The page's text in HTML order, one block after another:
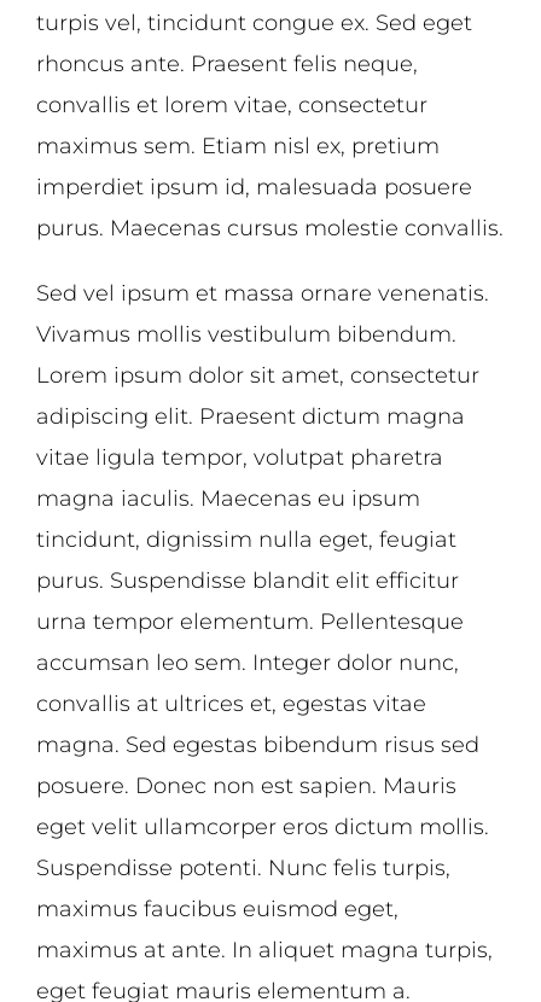
turpis vel, tincidunt congue ex. Sed eget
rhoncus ante. Praesent felis neque,
convallis et lorem vitae, consectetur
maximus sem. Etiam nisl ex, pretium
imperdiet ipsum id, malesuada posuere
purus. Maecenas cursus molestie convallis.
Sed vel ipsum et massa ornare venenatis.
Vivamus mollis vestibulum bibendum.
Lorem ipsum dolor sit amet, consectetur
adipiscing elit. Praesent dictum magna
vitae ligula tempor, volutpat pharetra
magna iaculis. Maecenas eu ipsum
tincidunt, dignissim nulla eget, feugiat
purus. Suspendisse blandit elit efficitur
urna tempor elementum. Pellentesque
accumsan leo sem. Integer dolor nunc,
convallis at ultrices et, egestas vitae
magna. Sed egestas bibendum risus sed
posuere. Donec non est sapien. Mauris
eget velit ullamcorper eros dictum mollis.
Suspendisse potenti. Nunc felis turpis,
maximus faucibus euismod eget,
maximus at ante. In aliquet magna turpis,
eget feugiat mauris elementum a.